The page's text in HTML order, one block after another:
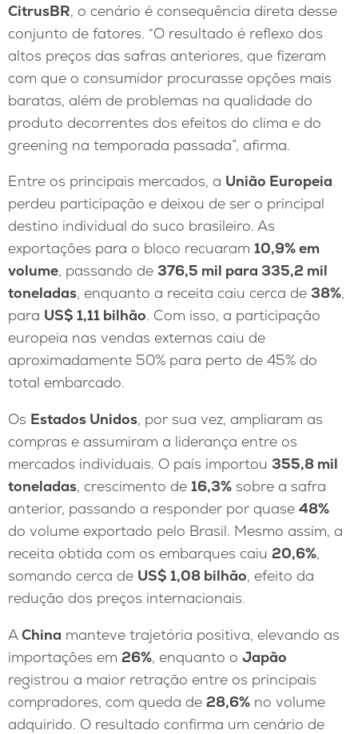
CitrusBR, o cenário é consequência direta desse
conjunto de fatores. “O resultado é reflexo dos
altos preços das safras anteriores, que fizeram
com que o consumidor procurasse opções mais
baratas, além de problemas na qualidade do
produto decorrentes dos efeitos do clima e do
greening na temporada passada”, afirma.
Entre os principais mercados, a União Europeia
perdeu participação e deixou de ser o principal
destino individual do suco brasileiro. As
exportações para o bloco recuaram 10,9% em
volume, passando de 376,5 mil para 335,2 mil
toneladas, enquanto a receita caiu cerca de 38%,
para US$ 1,11 bilhão. Com isso, a participação
europeia nas vendas externas caiu de
aproximadamente 50% para perto de 45% do
total embarcado.
Os Estados Unidos, por sua vez, ampliaram as
compras e assumiram a liderança entre os
mercados individuais. O país importou 355,8 mil
toneladas, crescimento de 16,3% sobre a safra
anterior, passando a responder por quase 48%
do volume exportado pelo Brasil. Mesmo assim, a
receita obtida com os embarques caiu 20,6%,
somando cerca de US$ 1,08 bilhão, efeito da
redução dos preços internacionais.
A China manteve trajetória positiva, elevando as
importações em 26%, enquanto o Japão
registrou a maior retração entre os principais
compradores, com queda de 28,6% no volume
adquirido. O resultado confirma um cenário de